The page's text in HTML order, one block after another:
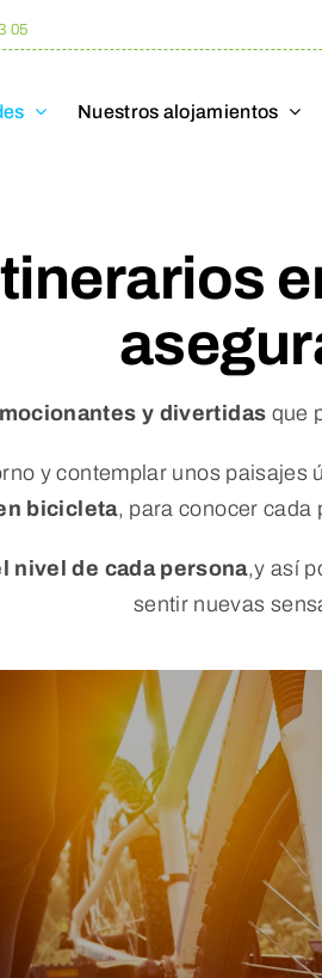
05
Nuestros alojamientos
y divertidas que
y contemplar unos paisajes
bicicleta, para conocer cada
nivel de cada persona,y así
sentir nuevas